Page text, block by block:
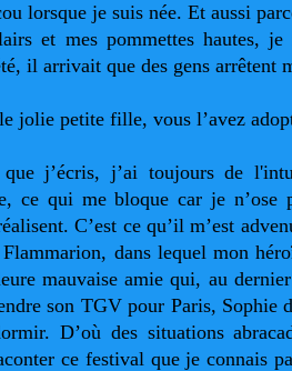
lorsque je suis née. Et aussi
et mes pommettes hautes,
il arrivait que des gens arrêtent
jolie petite fille, vous l’avez
que j’écris, j’ai toujours de
ce qui me bloque car je n’ose
C’est ce qu’il m’est
dans lequel mon
mauvaise amie qui, au
son TGV pour Paris, Sophie
D’où des situations
ce festival que je connais